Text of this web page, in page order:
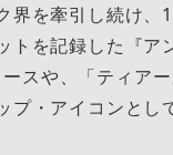
界を牽引し続け、
トを記録した『ア
や、「ティアー
・アイコンとし